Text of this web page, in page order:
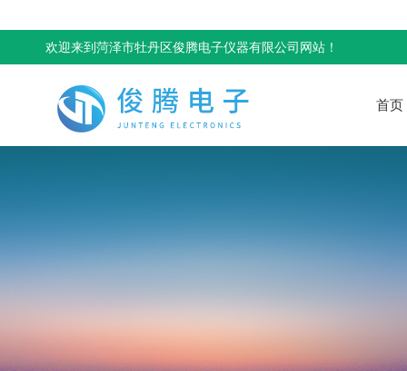
欢迎来到菏泽市牡丹区俊腾电子仪器有限公司网站！
首页